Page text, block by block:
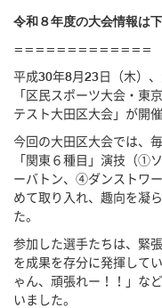
令和８年度の大会情報は
=============
平成30年8月23日（木）
「区民スポーツ大会・東
テスト大田区大会」が開
今回の大田区大会では、
「関東６種目」演技（①
ーバトン、④ダンストワ
めて取り入れ、趣向を凝
た。
参加した選手たちは、緊
を成果を存分に発揮して
ゃん、頑張れー！！」な
いました。